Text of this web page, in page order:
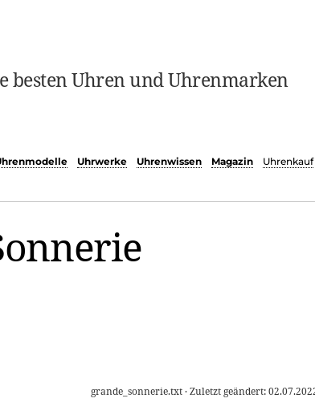
besten Uhren und Uhrenmarken
Uhrwerke Uhrenwissen Magazin Uhrenkauf
grande_sonnerie.txt· Zuletzt geändert: